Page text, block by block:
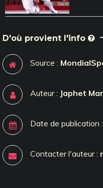
D'où provient l'info
Source :
Auteur : Japhet
Date de publication :
Contacter l'auteur :